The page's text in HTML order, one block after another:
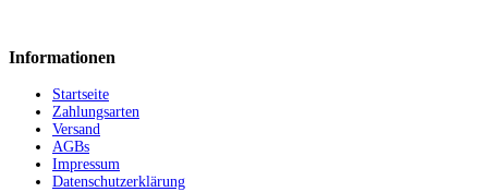
Informationen
Startseite
Zahlungsarten
Versand
AGBs
Impressum
Datenschutzerklärung